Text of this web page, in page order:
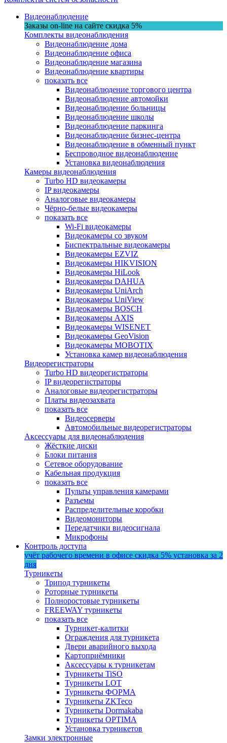
Видеонаблюдение
Заказы on-line на сaйте скидка 5%
Комплекты видеонаблюдения
Видеонаблюдение дома
Видеонаблюдение офиса
Видеонаблюдение магазина
Видеонаблюдение квартиры
показать все
Видеонаблюдение торгового центра
Видеонаблюдение автомойки
Видеонаблюдение больницы
Видеонаблюдение школы
Видеонаблюдение паркинга
Видеонаблюдение бизнес-центра
Видеонаблюдение в обменный пункт
Беспроводное видеонаблюдение
Установка видеонаблюдения
Камеры видеонаблюдения
Turbo HD видеокамеры
IP видеокамеры
Аналоговые видеокамеры
Чёрно-белые видеокамеры
показать все
Wi-Fi видеокамеры
Видеокамеры со звуком
Биспектральные видеокамеры
Видеокамеры EZVIZ
Видеокамеры HIKVISION
Видеокамеры HiLook
Видеокамеры DAHUA
Видеокамеры UniArch
Видеокамеры UniView
Видеокамеры BOSCH
Видеокамеры AXIS
Видеокамеры WISENET
Видеокамеры GeoVision
Видеокамеры MOBOTIX
Установка камер видеонаблюдения
Видеорегистраторы
Turbo HD видеорегистраторы
IP видеорегистраторы
Аналоговые видеорегистраторы
Платы видеозахвата
показать все
Видеосерверы
Автомобильные видеорегистраторы
Аксессуары для видеонаблюдения
Жёсткие диски
Блоки питания
Сетевое оборудование
Кабельная продукция
показать все
Пульты управления камерами
Разъемы
Распределительные коробки
Видеомониторы
Передатчики видеосигнала
Микрофоны
Контроль доступа
учёт рабочего времени в офисе скидка 5% установка за 2
дня
Турникеты
Трипод турникеты
Роторные турникеты
Полноростовые турникеты
FREEWAY турникеты
показать все
Турникет-калитки
Ограждения для турникета
Двери аварийного выхода
Картоприёмники
Аксессуары к турникетам
Турникеты TiSO
Турникеты LOT
Турникеты ФОРМА
Турникеты ZKTeco
Турникеты Dormakaba
Турникеты OPTIMA
Установка турникетов
Замки электронные